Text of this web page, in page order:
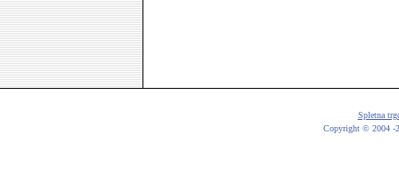
Spletna
Copyright © 2004 -